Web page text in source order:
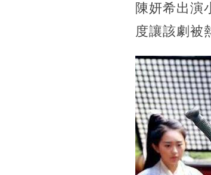
陳妍希出演
度讓該劇被